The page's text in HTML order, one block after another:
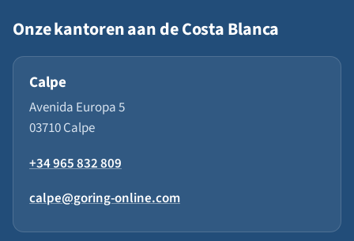
Onze kantoren aan de Costa Blanca
Calpe
Avenida Europa 5
03710 Calpe
+34 965 832 809
calpe@goring-online.com